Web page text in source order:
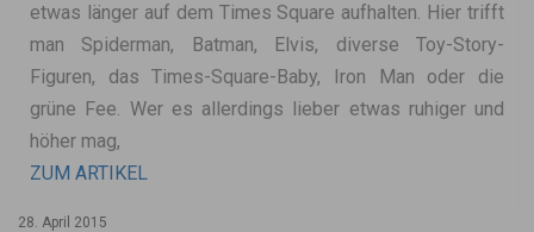
etwas länger auf dem Times Square aufhalten. Hier trifft
man Spiderman, Batman, Elvis, diverse Toy-Story-
Figuren, das Times-Square-Baby, Iron Man oder die
grüne Fee. Wer es allerdings lieber etwas ruhiger und
höher mag,
ZUM ARTIKEL
28. April 2015